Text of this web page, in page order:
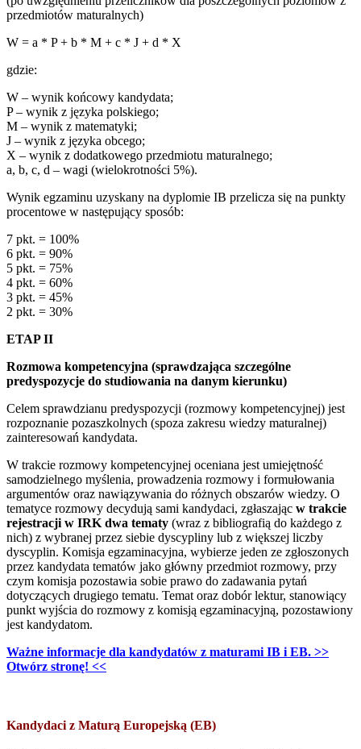
przedmiotów maturalnych)
W = a * P + b * M + c * J + d * X
gdzie:
W – wynik końcowy kandydata;
P – wynik z języka polskiego;
M – wynik z matematyki;
J – wynik z języka obcego;
X – wynik z dodatkowego przedmiotu maturalnego;
a, b, c, d – wagi (wielokrotności 5%).
Wynik egzaminu uzyskany na dyplomie IB przelicza się na punkty
procentowe w następujący sposób:
7 pkt. = 100%
6 pkt. = 90%
5 pkt. = 75%
4 pkt. = 60%
3 pkt. = 45%
2 pkt. = 30%
ETAP II
Rozmowa kompetencyjna (sprawdzająca szczególne
predyspozycje do studiowania na danym kierunku)
Celem sprawdzianu predyspozycji (rozmowy kompetencyjnej) jest
rozpoznanie pozaszkolnych (spoza zakresu wiedzy maturalnej)
zainteresowań kandydata.
W trakcie rozmowy kompetencyjnej oceniana jest umiejętność
samodzielnego myślenia, prowadzenia rozmowy i formułowania
argumentów oraz nawiązywania do różnych obszarów wiedzy. O
tematyce rozmowy decydują sami kandydaci, zgłaszając w trakcie
rejestracji w IRK dwa tematy (wraz z bibliografią do każdego z
nich) z wybranej przez siebie dyscypliny lub z większej liczby
dyscyplin. Komisja egzaminacyjna, wybierze jeden ze zgłoszonych
przez kandydata tematów jako główny przedmiot rozmowy, przy
czym komisja pozostawia sobie prawo do zadawania pytań
dotyczących drugiego tematu. Temat oraz dobór lektur, stanowiący
punkt wyjścia do rozmowy z komisją egzaminacyjną, pozostawiony
jest kandydatom.
Ważne informacje dla kandydatów z maturami IB i EB. >>
Otwórz stronę! <<
Kandydaci z Maturą Europejską (EB)